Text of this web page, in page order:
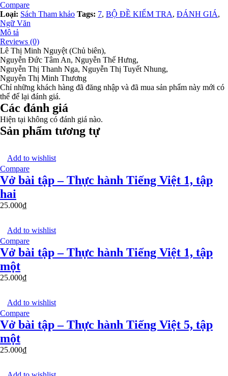
Compare
Loại: Sách Tham khảo Tags: 7, BỘ ĐỀ KIỂM TRA, ĐÁNH GIÁ,
Ngữ Văn
Mô tả
Reviews (0)
Lê Thị Minh Nguyệt (Chủ biên),
Nguyễn Đức Tâm An, Nguyễn Thế Hưng,
Nguyễn Thị Thanh Nga, Nguyễn Thị Tuyết Nhung,
Nguyễn Thị Minh Thương
Chỉ những khách hàng đã đăng nhập và đã mua sản phẩm này mới có
thể để lại đánh giá.
Các đánh giá
Hiện tại không có đánh giá nào.
Sản phẩm tương tự
Add to wishlist
Compare
Vở bài tập – Thực hành Tiếng Việt 1, tập
hai
25.000₫
Add to wishlist
Compare
Vở bài tập – Thực hành Tiếng Việt 1, tập
một
25.000₫
Add to wishlist
Compare
Vở bài tập – Thực hành Tiếng Việt 5, tập
một
25.000₫